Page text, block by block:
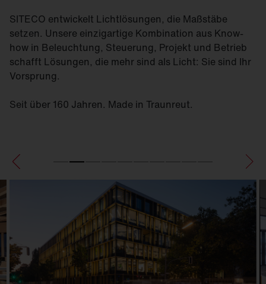
SITECO entwickelt Lichtlösungen, die Maßstäbe
setzen. Unsere einzigartige Kombination aus Know-
how in Beleuchtung, Steuerung, Projekt und Betrieb
schafft Lösungen, die mehr sind als Licht: Sie sind Ihr
Vorsprung.
Seit über 160 Jahren. Made in Traunreut.